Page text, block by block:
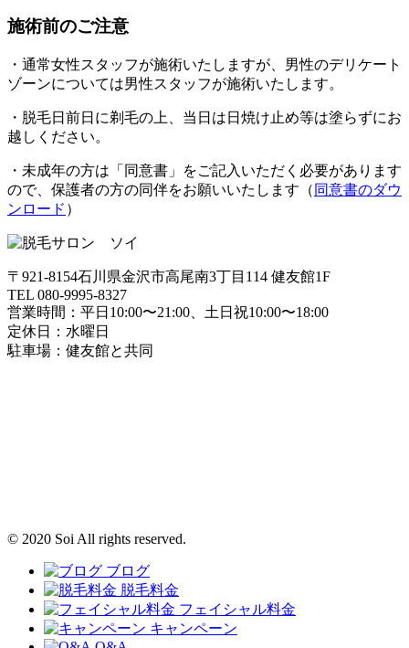
施術前のご注意
・通常女性スタッフが施術いたしますが、男性のデリケート
ゾーンについては男性スタッフが施術いたします。
・脱毛日前日に剃毛の上、当日は日焼け止め等は塗らずにお
越しください。
・未成年の方は「同意書」をご記入いただく必要があります
ので、保護者の方の同伴をお願いいたします（ 同意書のダウ
ンロード ）
〒921-8154石川県金沢市高尾南3丁目114 健友館1F
TEL 080-9995-8327
営業時間：平日10:00〜21:00、土日祝10:00〜18:00
定休日：水曜日
駐車場：健友館と共同
© 2020 Soi All rights reserved.
ブログ
脱毛料金
フェイシャル料金
キャンペーン